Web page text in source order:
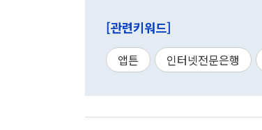
[관련키워드]
앱튼 인터넷전문은행